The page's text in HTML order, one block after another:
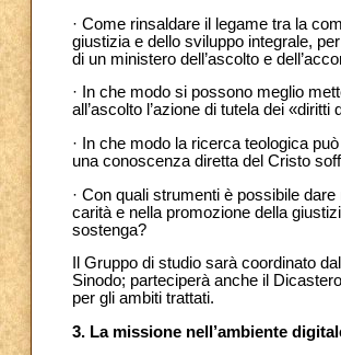
· Come rinsaldare il legame tra la
giustizia e dello sviluppo integrale,
di un ministero dell’ascolto e
· In che modo si possono meglio
all’ascolto l’azione di tutela dei
· In che modo la ricerca teologica
una conoscenza diretta del Cristo
· Con quali strumenti è possibile
carità e nella promozione della
sostenga?
Il Gruppo di studio sarà coordinato
Sinodo; parteciperà anche il
per gli ambiti trattati.
3. La missione nell’ambiente